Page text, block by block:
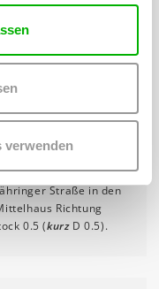
verwenden
, Währinger Straße 59,
Verkehrsmitteln zu
41, 42).Anfahrt
Severingasse
der erste
0.5
Straße in den
Richtung
0.5 (kurzD 0.5).